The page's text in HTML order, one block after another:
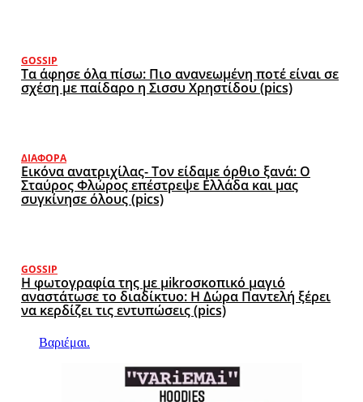
GOSSIP
Τα άφησε όλα πίσω: Πιο ανανεωμένη ποτέ είναι σε
σχέση με παίδαρο η Σισσυ Χρηστίδου (pics)
ΔΙΆΦΟΡΑ
Εικόνα ανατριχίλας- Τον είδαμε όρθιο ξανά: Ο
Σταύρος Φλώρος επέστρεψε Ελλάδα και μας
συγκίνησε όλους (pics)
GOSSIP
Η φωτογραφία της με μikroσκοπικό μαγιό
αναστάτωσε το διαδίκτυο: Η Δώρα Παντελή ξέρει
να κερδίζει τις εντυπώσεις (pics)
Βαριέμαι.